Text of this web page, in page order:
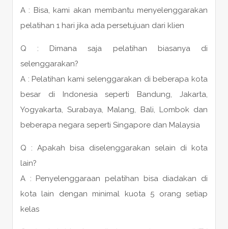
A : Bisa, kami akan membantu menyelenggarakan
pelatihan 1 hari jika ada persetujuan dari klien
Q : Dimana saja pelatihan biasanya di
selenggarakan?
A : Pelatihan kami selenggarakan di beberapa kota
besar di Indonesia seperti Bandung, Jakarta,
Yogyakarta, Surabaya, Malang, Bali, Lombok dan
beberapa negara seperti Singapore dan Malaysia
Q : Apakah bisa diselenggarakan selain di kota
lain?
A : Penyelenggaraan pelatihan bisa diadakan di
kota lain dengan minimal kuota 5 orang setiap
kelas